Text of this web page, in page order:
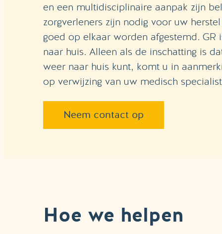
en een multidisciplinaire aanpak zijn
zorgverleners zijn nodig voor uw
goed op elkaar worden afgestemd. GR
naar huis. Alleen als de inschatting is
weer naar huis kunt, komt u in
op verwijzing van uw medisch
Neem contact op
Hoe we helpen